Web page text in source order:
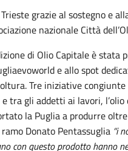
grazie al sostegno e
nazionale Città
di Olio Capitale è
e allo spot
Tre iniziative
tra gli addetti ai lavori,
la Puglia a produrre
Donato Pentassuglia “i
con questo prodotto hanno